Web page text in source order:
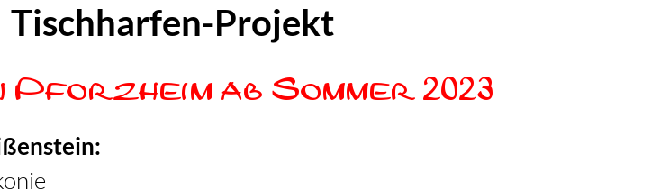
Tischharfen-Projekt
ab Sommer 2023